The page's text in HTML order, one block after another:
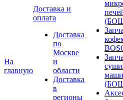
На
главную
Доставка и
оплата
Доставка
по
Москве
и
области
Доставка
в
регионы